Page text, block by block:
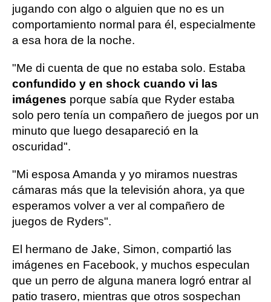
jugando con algo o alguien que no es un
comportamiento normal para él, especialmente
a esa hora de la noche.
"Me di cuenta de que no estaba solo. Estaba
confundido y en shock cuando vi las
imágenes porque sabía que Ryder estaba
solo pero tenía un compañero de juegos por un
minuto que luego desapareció en la
oscuridad".
"Mi esposa Amanda y yo miramos nuestras
cámaras más que la televisión ahora, ya que
esperamos volver a ver al compañero de
juegos de Ryders".
El hermano de Jake, Simon, compartió las
imágenes en Facebook, y muchos especulan
que un perro de alguna manera logró entrar al
patio trasero, mientras que otros sospechan